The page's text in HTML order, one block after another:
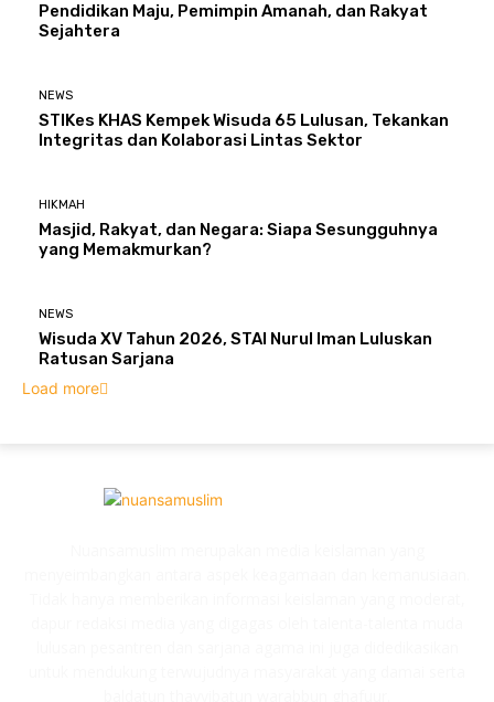
Pendidikan Maju, Pemimpin Amanah, dan Rakyat
Sejahtera
NEWS
STIKes KHAS Kempek Wisuda 65 Lulusan, Tekankan
Integritas dan Kolaborasi Lintas Sektor
HIKMAH
Masjid, Rakyat, dan Negara: Siapa Sesungguhnya
yang Memakmurkan?
NEWS
Wisuda XV Tahun 2026, STAI Nurul Iman Luluskan
Ratusan Sarjana
Load more